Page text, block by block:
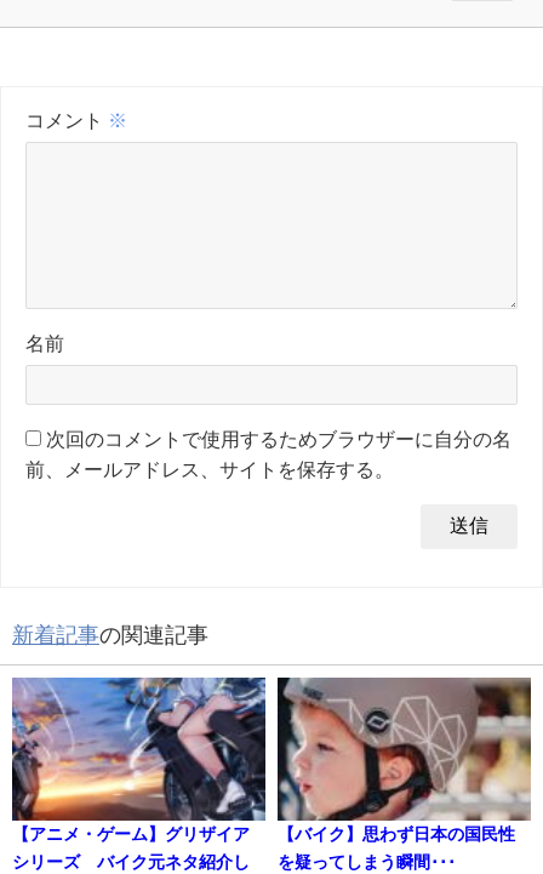
コメント ※
名前
次回のコメントで使用するためブラウザーに自分の名
前、メールアドレス、サイトを保存する。
新着記事の関連記事
【アニメ・ゲーム】グリザイア
シリーズ バイク元ネタ紹介し
【バイク】思わず日本の国民性
を疑ってしまう瞬間･･･